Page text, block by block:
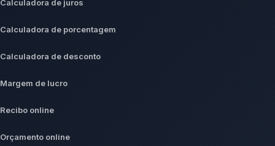
Calculadora de juros
Calculadora de porcentagem
Calculadora de desconto
Margem de lucro
Recibo online
Orçamento online